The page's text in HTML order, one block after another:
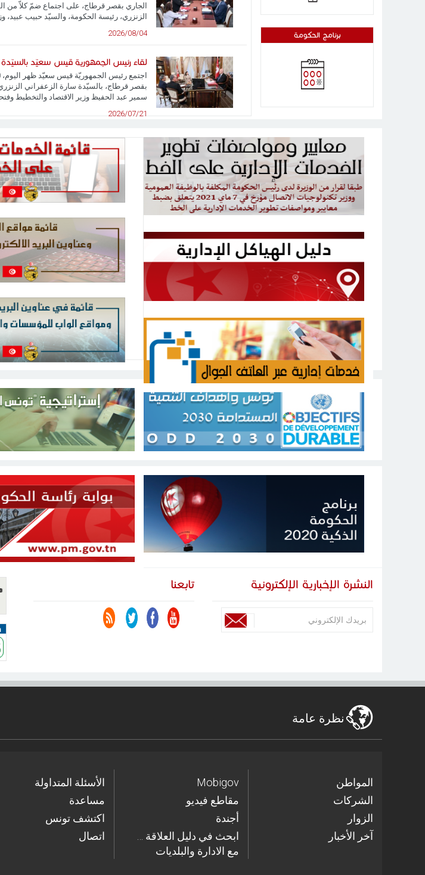
برنامج الحكومة
الجاري بقصر قرطاج، على اجتماع ضمّ كلاّ من
الزنزري، رئيسة الحكومة، والسيّد حبيب عبيد،
2026/08/04
لقاء رئيس الجمهورية قيس سعيّد
بقصر قرطاج، بالسيّدة سارة الزعفراني
سمير عبد الحفيظ وزير الاقتصاد والتخطيط
2026/07/21
تابعنا النشرة الإخبارية الإلكترونية
نظرة عامة
المواطن
الشركات
الزوار
آخر الأخبار
Mobigov
مقاطع فيديو
أجندة
مع الادارة والبلديات
الأسئلة المتداولة
مساعدة
اكتشف تونس
اتصال